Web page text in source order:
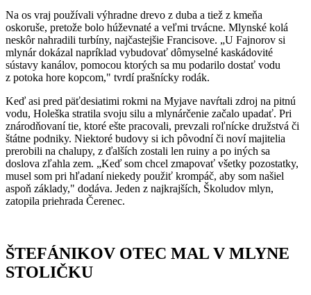
Na os vraj používali výhradne drevo z duba a tiež z kmeňa
oskoruše, pretože bolo húževnaté a veľmi trvácne. Mlynské kolá
neskôr nahradili turbíny, najčastejšie Francisove. „U Fajnorov si
mlynár dokázal napríklad vybudovať dômyselné kaskádovité
sústavy kanálov, pomocou ktorých sa mu podarilo dostať vodu
z potoka hore kopcom," tvrdí prašnícky rodák.
Keď asi pred päťdesiatimi rokmi na Myjave navŕtali zdroj na pitnú
vodu, Holeška stratila svoju silu a mlynárčenie začalo upadať. Pri
znárodňovaní tie, ktoré ešte pracovali, prevzali roľnícke družstvá či
štátne podniky. Niektoré budovy si ich pôvodní či noví majitelia
prerobili na chalupy, z ďalších zostali len ruiny a po iných sa
doslova zľahla zem. „Keď som chcel zmapovať všetky pozostatky,
musel som pri hľadaní niekedy použiť krompáč, aby som našiel
aspoň základy," dodáva. Jeden z najkrajších, Školudov mlyn,
zatopila priehrada Čerenec.
ŠTEFÁNIKOV OTEC MAL V MLYNE
STOLIČKU